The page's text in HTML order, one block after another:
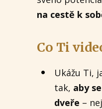
na cestě k
Co Ti
Ukážu Ti,
tak, aby
dveře –